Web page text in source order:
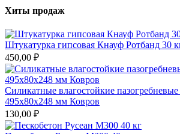
Хиты продаж
Штукатурка гипсовая Кнауф Ротбанд 30
450,00 ₽
Силикатные влагостойкие
495х80х248 мм Ковров
130,00 ₽